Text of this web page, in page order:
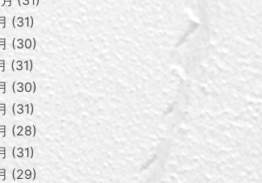
31
30
31
30
31
28
31
29